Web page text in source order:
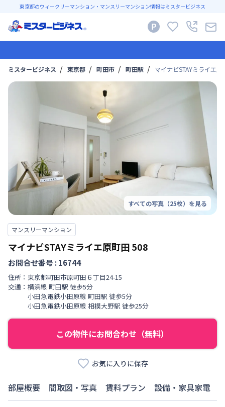
東京都のウィークリーマンション・マンスリーマンション情報はミスタービジネス
ミスタービジネス 東京都 町田市 町田駅 マイナビSTAYミライエ
すべての写真（25枚）を見る
マンスリーマンション
マイナビSTAYミライエ原町田508
お問合せ番号 :16744
住所： 東京都町田市原町田 ６丁目24-15
交通： 横浜線 町田駅 徒歩5分
小田急電鉄小田原線 町田駅 徒歩5分
小田急電鉄小田原線 相模大野駅 徒歩25分
この物件にお問合わせ（無料）
お気に入りに保存
部屋概要 間取図・写真 賃料プラン 設備・家具家電